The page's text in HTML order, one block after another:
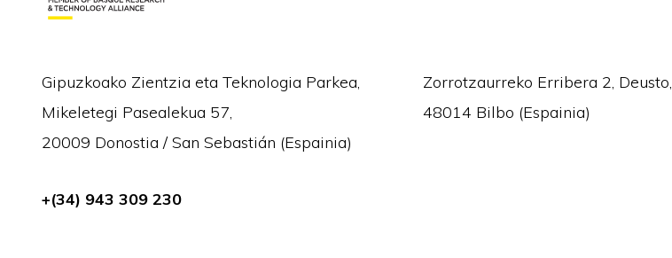
Gipuzkoako Zientzia eta Teknologia Parkea,
Mikeletegi Pasealekua 57,
20009 Donostia / San Sebastián (Espainia)
+(34) 943 309 230
Zorrotzaurreko Erribera 2, Deusto,
48014 Bilbo (Espainia)